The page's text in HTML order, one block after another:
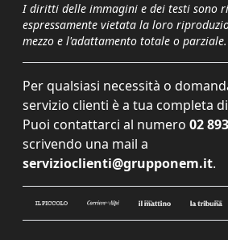
I diritti delle immagini e dei testi sono
espressamente vietata la loro
mezzo e l'adattamento totale o parziale.
Per qualsiasi necessità o
servizio clienti è a tua completa
Puoi contattarci al numero 02
scrivendo una mail a
servizioclienti@grupponem.it.